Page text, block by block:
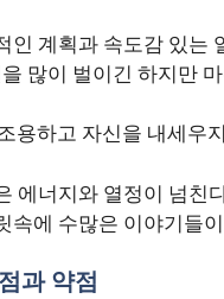
인 계획과 속도감 있는
많이 벌이긴 하지만
용하고 자신을 내세우
에너지와 열정이 넘친
속에 수많은 이야기들
과 약점